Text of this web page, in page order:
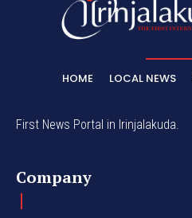
HOME LOCAL NEWS
First News Portal in Irinjalakuda.
Company